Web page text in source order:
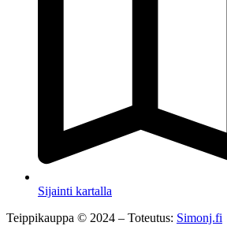
Sijainti kartalla
Teippikauppa © 2024 – Toteutus: Simonj.fi